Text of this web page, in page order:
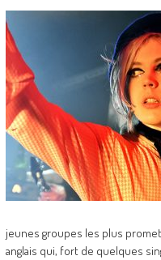
jeunes groupes les plus
anglais qui, fort de quelques